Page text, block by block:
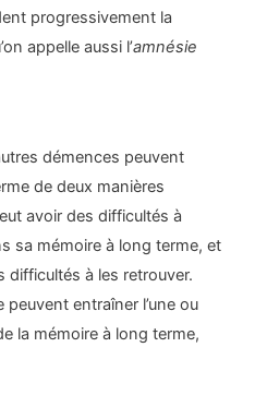
progressivement la
appelle aussi l’amnésie
démences peuvent
de deux manières
avoir des difficultés à
sa mémoire à long terme, et
difficultés à les retrouver.
entraîner l’une ou
la mémoire à long terme,